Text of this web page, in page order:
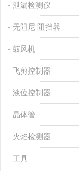
泄漏检测仪
无阻尼 阻挡器
鼓风机
飞剪控制器
液位控制器
晶体管
火焰检测器
工具